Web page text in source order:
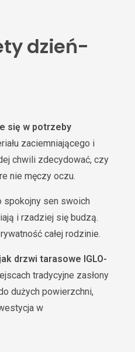
dzień-
się w potrzeby
zaciemniającego i
chwili zdecydować, czy
nie męczy oczu.
spokojny sen swoich
i rzadziej się budzą.
całej rodzinie.
drzwi tarasowe IGLO-
tradycyjne zasłony
dużych powierzchni,
w